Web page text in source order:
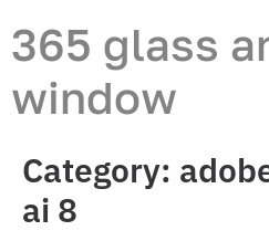
365 glass
window
Category:
ai 8